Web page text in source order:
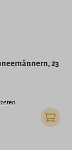
5 Sternen
23
In den